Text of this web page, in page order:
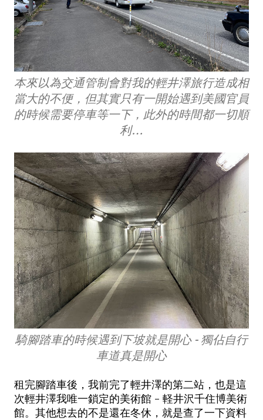
本來以為交通管制會對我的輕井澤旅行造成相
當大的不便，但其實只有一開始遇到美國官員
的時候需要停車等一下，此外的時間都一切順
利…
騎腳踏車的時候遇到下坡就是開心 - 獨佔自行
車道真是開心
租完腳踏車後，我前完了輕井澤的第二站，也是這
次輕井澤我唯一鎖定的美術館 - 軽井沢千住博美術
館。其他想去的不是還在冬休，就是查了一下資料